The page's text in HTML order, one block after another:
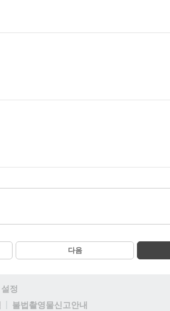
다음
설정
불법촬영물신고안내